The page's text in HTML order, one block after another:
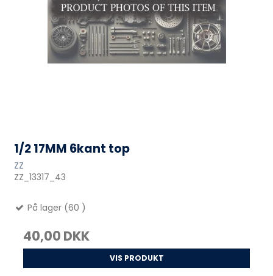
1/2 17MM 6kant top
ZZ
ZZ_13317_43
På lager (60 )
40,00 DKK
VIS PRODUKT